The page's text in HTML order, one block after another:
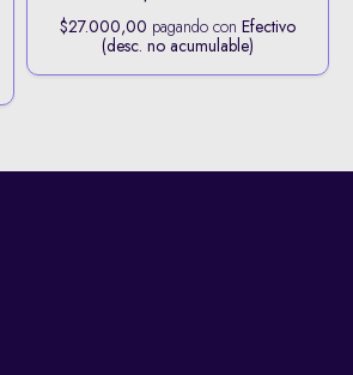
$27.000,00 pagando conEfectivo
(desc. no acumulable)